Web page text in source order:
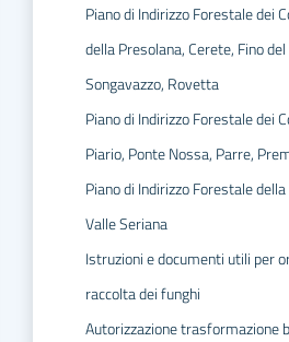
Piano di Indirizzo Forestale dei
della Presolana, Cerete, Fino
Songavazzo, Rovetta
Piano di Indirizzo Forestale dei
Piario, Ponte Nossa, Parre,
Piano di Indirizzo Forestale
Valle Seriana
Istruzioni e documenti utili per
raccolta dei funghi
Autorizzazione trasformazione